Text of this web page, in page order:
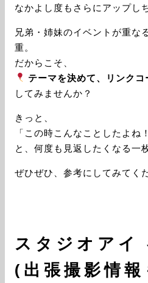
なかよし度もさらにアップし
兄弟・姉妹のイベントが重な
重。
だからこそ、
テーマを決めて、リンク
してみませんか？
きっと、
「この時こんなことしたよね！
と、何度も見返したくなる一
ぜひぜひ、参考にしてみてく
スタジオアイ
(出張撮影情